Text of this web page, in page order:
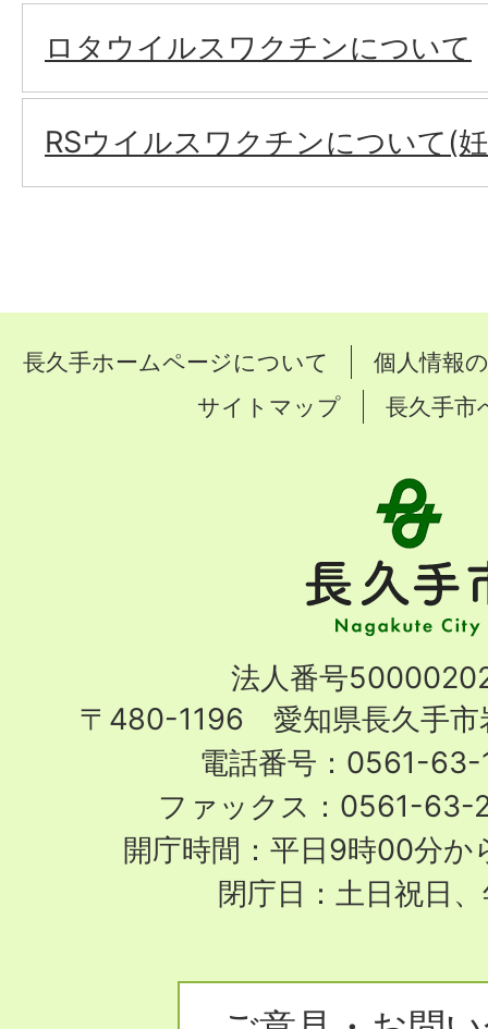
ロタウイルスワクチンについて
RSウイルスワクチンについて(
長久手ホームページについて
個人情報
サイトマップ
長久手市
手
市
City
法人番号
〒480-1196 愛知県長久手市
電話番号：0561-63-
ファックス：0561-63-
開庁時間：平日9時00分
閉庁日：土日祝日